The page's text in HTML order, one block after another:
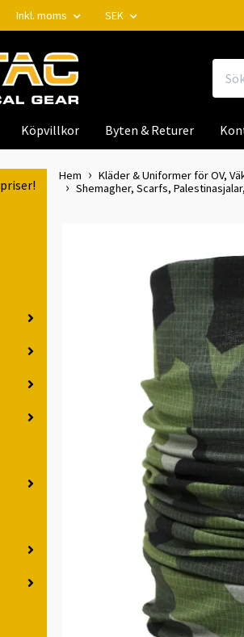
Inkl. moms SEK
Köpvillkor Byten & Returer
Hem Kläder & Uniformer för OV,
Shemagher, Scarfs,